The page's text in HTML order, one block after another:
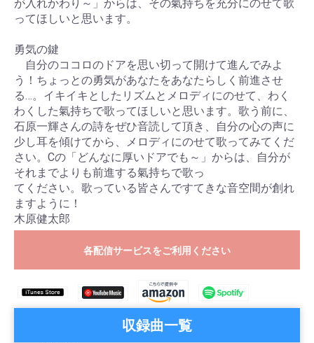
が入れかわり～」からは、その氣持ちを充分にのせて歌
ってほしいと思います。
勇気の鍵
自分のココロのドアを思い切って開けて進んでみよ
う！ちょっとの勇気があなたをあなたらしく前進させ
る…。イキイキとしたリズムとメロディにのせて、わく
わくした氣持ちで歌ってほしいと思います。歌う前に、
石原一輝さんの詩をぜひ音読して頂き、自分の心の声に
少し耳を傾けてから、メロディにのせて歌ってみてくだ
さい。Cの「どんなに厚いドアでも～」からは、自分が
それまでよりも前進する氣持ちで歌っ
てください。歌っている皆さんですてきな音空間が創れ
ますように！
木原健太郎
各配信サービスをご利用ください
収録曲一覧